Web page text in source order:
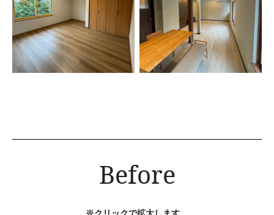
Before